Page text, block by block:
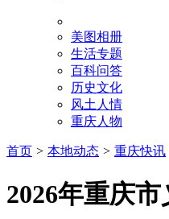
美图相册
生活专题
百科问答
历史文化
风土人情
重庆人物
首页 > 本地动态 > 重庆快讯
2026年重庆